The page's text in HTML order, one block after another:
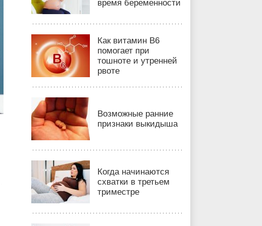
время беременности
Как витамин B6
помогает при
тошноте и утренней
рвоте
Возможные ранние
признаки выкидыша
Когда начинаются
схватки в третьем
триместре